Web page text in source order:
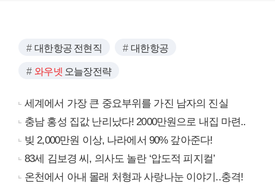
대한항공 전현직 대한항공
와우넷 오늘장전략
세계에서 가장 큰 중요부위를 가진 남자의 진실
충남 홍성 집값 난리났다! 2000만원으로 내집 마련..
빚 2,000만원 이상, 나라에서 90% 갚아준다!
83세 김보경 씨, 의사도 놀란 ‘압도적 피지컬’
온천에서 아내 몰래 처형과 사랑나눈 이야기..충격!